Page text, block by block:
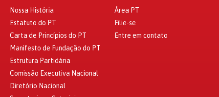
Nossa História
Estatuto do PT
Carta de Princípios do PT
Manifesto de Fundação do PT
Estrutura Partidária
Comissão Executiva Nacional
Diretório Nacional
Área PT
Filie-se
Entre em contato